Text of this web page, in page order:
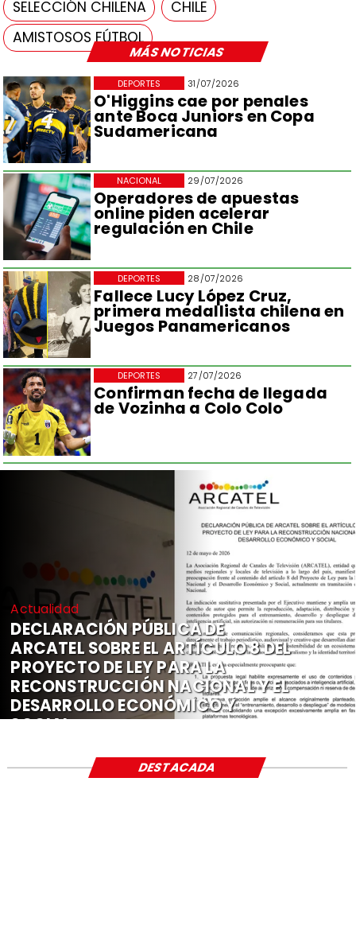
MÁS NOTICIAS
31/07/2026
O'Higgins cae por penales
ante Boca Juniors en Copa
Sudamericana
DEPORTES
29/07/2026
Operadores de apuestas
online piden acelerar
regulación en Chile
NACIONAL
28/07/2026
Fallece Lucy López Cruz,
primera medallista chilena en
Juegos Panamericanos
DEPORTES
27/07/2026
Confirman fecha de llegada
de Vozinha a Colo Colo
DEPORTES
SELECCIÓN CHILENA
CHILE
AMISTOSOS FÚTBOL
Actualidad
DECLARACIÓN PÚBLICA DE
ARCATEL SOBRE EL ARTÍCULO 8 DEL
PROYECTO DE LEY PARA LA
RECONSTRUCCIÓN NACIONAL Y EL
DESARROLLO ECONÓMICO Y
SOCIAL
DESTACADA